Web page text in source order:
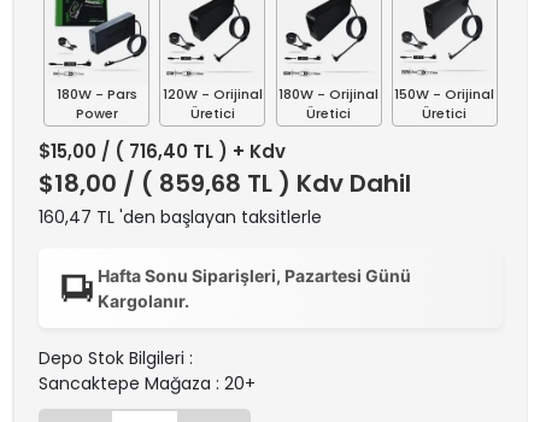
180W - Pars
Power
120W - Orijinal
Üretici
180W - Orijinal
Üretici
150W - Orijinal
Üretici
$15,00 / ( 716,40 TL ) + Kdv
$18,00 / ( 859,68 TL ) Kdv Dahil
160,47 TL 'den başlayan taksitlerle
Hafta Sonu Siparişleri, Pazartesi Günü
Kargolanır.
Depo Stok Bilgileri :
Sancaktepe Mağaza : 20+